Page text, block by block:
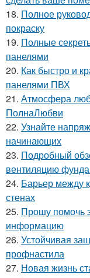
18. Полное
покраску
19. Полные
панелями
20. Как быстро и
панелями ПВХ
21. Атмосфера
ПолнаЛюбви
22. Узнайте
начинающих
23. Подробный
вентиляцию
24. Барьер между
стенах
25. Прошу помочь
информацию
26. Устойчивая
профнастила
27. Новая жизнь